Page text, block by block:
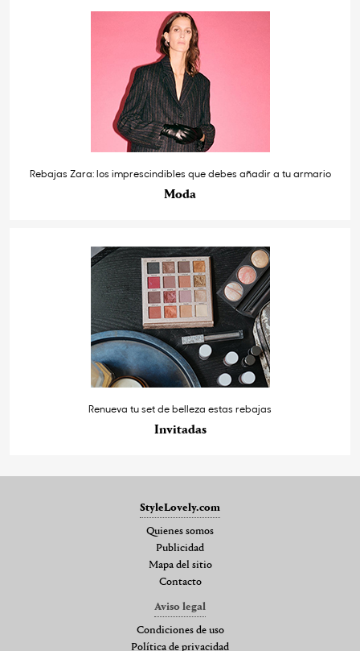
Rebajas Zara: los imprescindibles que debes añadir a tu armario
Moda
Renueva tu set de belleza estas rebajas
Invitadas
StyleLovely.com
Quienes somos
Publicidad
Mapa del sitio
Contacto
Aviso legal
Condiciones de uso
Política de privacidad